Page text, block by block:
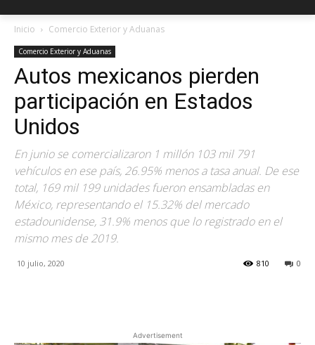
Inicio Comercio Exterior y Aduanas
Comercio Exterior y Aduanas
Autos mexicanos pierden
participación en Estados
Unidos
En junio se comercializaron 1 millón 103 mil 791
vehículos en ese país, 26.95% menos a tasa anual. De ese
total, 169 mil 199 unidades fueron ensambladas en
México, representando el 15.32% del mercado
estadounidense, 31.9% menos que lo registrado en el
mismo mes de 2019.
10 julio, 2020 0
810
Advertisement